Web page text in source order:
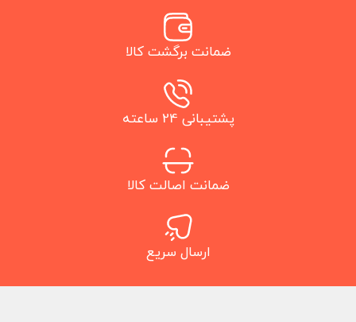
ضمانت برگشت کالا
پشتیبانی 24 ساعته
ضمانت اصالت کالا
ارسال سریع